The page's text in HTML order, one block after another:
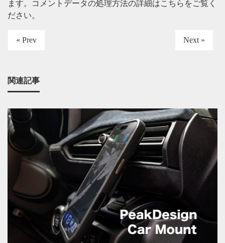
ます。
コメントデータの処理方法の詳細はこちらをご覧く
ださい。
« Prev Next »
関連記事